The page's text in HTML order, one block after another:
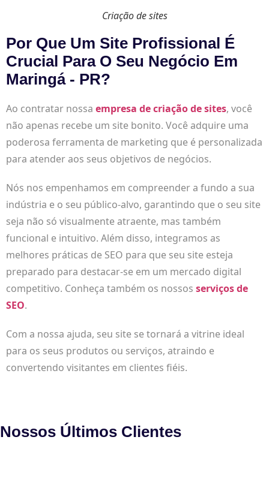
Criação de sites
Por Que Um Site Profissional É
Crucial Para O Seu Negócio Em
Maringá - PR?
Ao contratar nossa empresa de criação de sites, você
não apenas recebe um site bonito. Você adquire uma
poderosa ferramenta de marketing que é personalizada
para atender aos seus objetivos de negócios.
Nós nos empenhamos em compreender a fundo a sua
indústria e o seu público-alvo, garantindo que o seu site
seja não só visualmente atraente, mas também
funcional e intuitivo. Além disso, integramos as
melhores práticas de SEO para que seu site esteja
preparado para destacar-se em um mercado digital
competitivo. Conheça também os nossos serviços de
SEO.
Com a nossa ajuda, seu site se tornará a vitrine ideal
para os seus produtos ou serviços, atraindo e
convertendo visitantes em clientes fiéis.
Nossos Últimos Clientes